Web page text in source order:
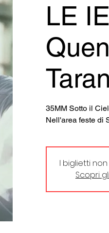
LE
35MM Sotto il
Nell'area feste di
I biglietti
Scopri